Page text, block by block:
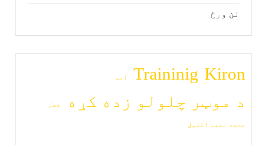
نن ورځ
Kiron
Traininig آند
د موټر چلولو زده کړه فعل
محمد نعیم اکلیل